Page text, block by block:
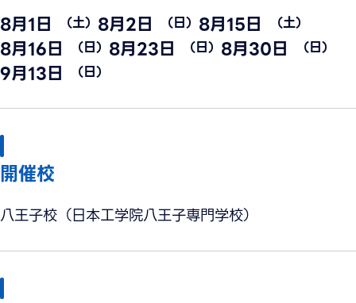
8月1日 （土） 8月2日 （日） 8月15日 （土）
8月16日 （日） 8月23日 （日） 8月30日 （日）
9月13日 （日）
開催校
八王子校（日本工学院八王子専門学校）